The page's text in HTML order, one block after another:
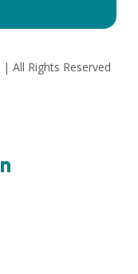
| All Rights Reserved